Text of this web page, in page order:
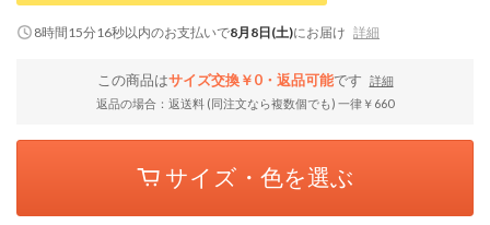
8時間15分16秒以内のお支払いで8月8日(土)にお届け 詳細
この商品はサイズ交換￥0・返品可能です
詳細
返品の場合：返送料 (同注文なら複数個でも) 一律￥660
サイズ・色を選ぶ